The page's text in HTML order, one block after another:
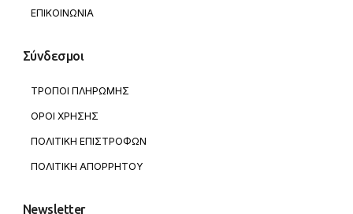
ΕΠΙΚΟΙΝΩΝΙΑ
Σύνδεσμοι
ΤΡΟΠΟΙ ΠΛΗΡΩΜΗΣ
ΟΡΟΙ ΧΡΗΣΗΣ
ΠΟΛΙΤΙΚΗ ΕΠΙΣΤΡΟΦΩΝ
ΠΟΛΙΤΙΚΗ ΑΠΟΡΡΗΤΟΥ
Newsletter